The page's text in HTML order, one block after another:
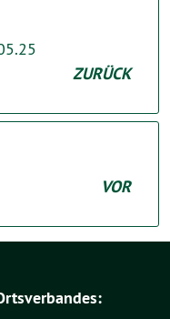
ZURÜCK
VOR